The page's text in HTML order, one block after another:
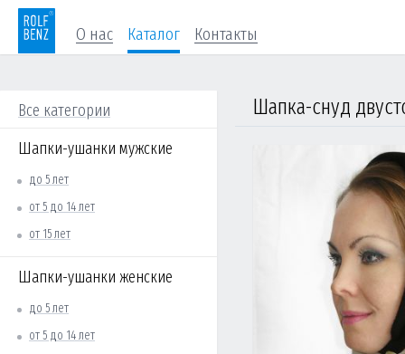
О нас Каталог Контакты
Все категории
Шапки-ушанки мужские
до 5 лет
от 5 до 14 лет
от 15 лет
Шапки-ушанки женские
до 5 лет
от 5 до 14 лет
Шапка-снуд